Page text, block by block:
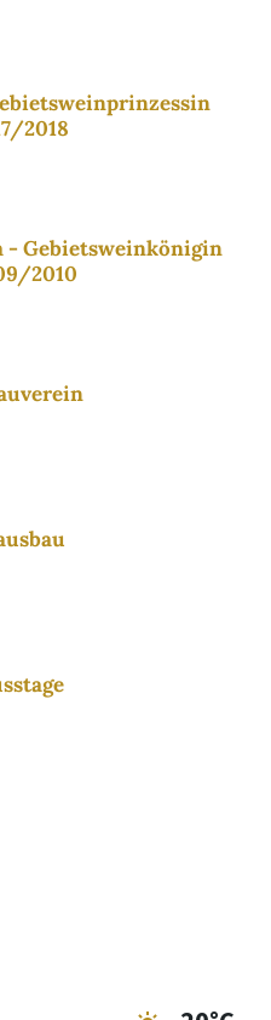
2018
- Gebietsweinkönigin
2010